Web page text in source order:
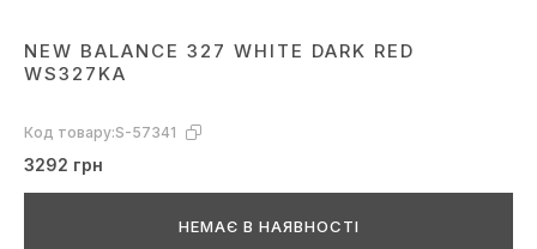
NEW BALANCE 327 WHITE DARK RED
WS327KA
Код товару:S-57341
3292 грн
НЕМАЄ В НАЯВНОСТІ